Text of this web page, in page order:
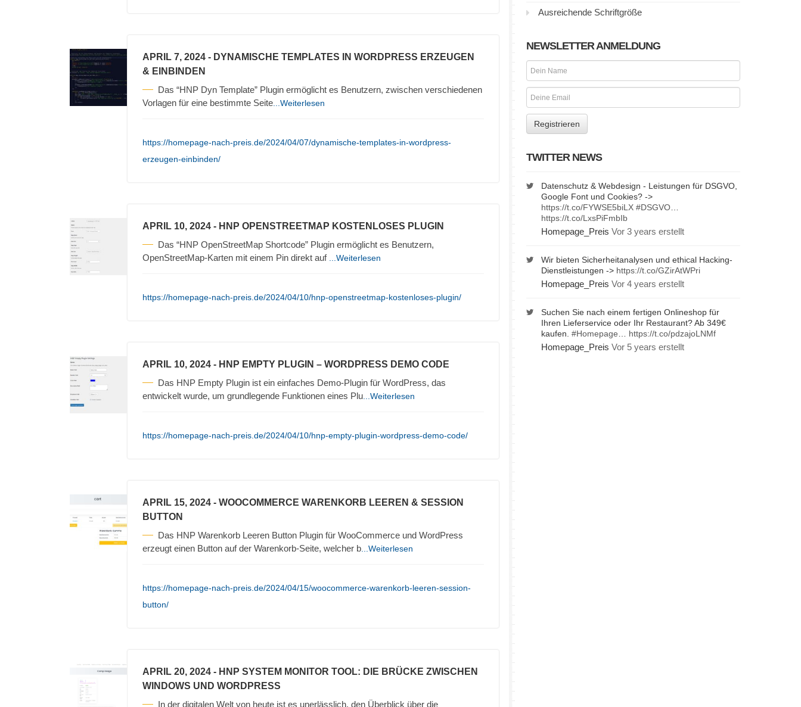
APRIL 7, 2024 - DYNAMISCHE TEMPLATES IN WORDPRESS ERZEUGEN
& EINBINDEN
Das “HNP Dyn Template” Plugin ermöglicht es Benutzern, zwischen verschiedenen
Vorlagen für eine bestimmte Seite ...Weiterlesen
https://homepage-nach-preis.de/2024/04/07/dynamische-templates-in-wordpress-
erzeugen-einbinden/
APRIL 10, 2024 - HNP OPENSTREETMAP KOSTENLOSES PLUGIN
Das “HNP OpenStreetMap Shortcode” Plugin ermöglicht es Benutzern,
OpenStreetMap-Karten mit einem Pin direkt auf
...Weiterlesen
https://homepage-nach-preis.de/2024/04/10/hnp-openstreetmap-kostenloses-plugin/
APRIL 10, 2024 - HNP EMPTY PLUGIN – WORDPRESS DEMO CODE
Das HNP Empty Plugin ist ein einfaches Demo-Plugin für WordPress, das
entwickelt wurde, um grundlegende Funktionen eines Plu ...Weiterlesen
https://homepage-nach-preis.de/2024/04/10/hnp-empty-plugin-wordpress-demo-code/
APRIL 15, 2024 - WOOCOMMERCE WARENKORB LEEREN & SESSION
BUTTON
Das HNP Warenkorb Leeren Button Plugin für WooCommerce und WordPress
erzeugt einen Button auf der Warenkorb-Seite, welcher b ...Weiterlesen
https://homepage-nach-preis.de/2024/04/15/woocommerce-warenkorb-leeren-session-
button/
APRIL 20, 2024 - HNP SYSTEM MONITOR TOOL: DIE BRÜCKE ZWISCHEN
WINDOWS UND WORDPRESS
In der digitalen Welt von heute ist es unerlässlich, den Überblick über die
Ausreichende Schriftgröße
NEWSLETTER ANMELDUNG
TWITTER NEWS
Datenschutz & Webdesign - Leistungen für DSGVO,
Google Font und Cookies? ->
https://t.co/FYWSE5biLX #DSGVO…
https://t.co/LxsPiFmbIb
Homepage_Preis Vor 3 years erstellt
Wir bieten Sicherheitanalysen und ethical Hacking-
Dienstleistungen -> https://t.co/GZirAtWPri
Homepage_Preis Vor 4 years erstellt
Suchen Sie nach einem fertigen Onlineshop für
Ihren Lieferservice oder Ihr Restaurant? Ab 349€
kaufen. #Homepage https://t.co/pdzajoLNMf
Homepage_Preis Vor 5 years erstellt